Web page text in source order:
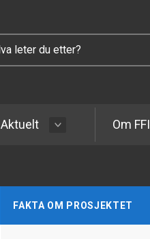
Aktuelt Om FFI
FAKTA OM PROSJEKTET